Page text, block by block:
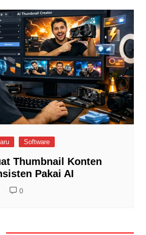
Software
Thumbnail Konten
Pakai AI
0